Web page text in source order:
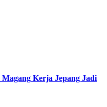
Kerja Jepang Jadi